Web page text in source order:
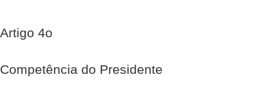
Artigo 4o
Competência do Presidente